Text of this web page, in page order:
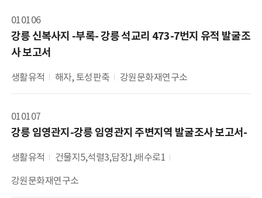
010106
강릉 신복사지 -부록- 강릉 석교리 473-7번지 유적 발굴조
사 보고서
생활유적 해자, 토성판축 강원문화재연구소
010107
강릉 임영관지-강릉 임영관지 주변지역 발굴조사 보고서-
생활유적
건물지5,석렬3,담장1,배수로1
강원문화재연구소